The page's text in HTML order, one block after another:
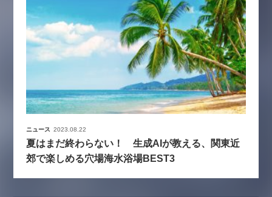
ニュース 2023.08.22
夏はまだ終わらない！ 生成AIが教える、関東近
郊で楽しめる穴場海水浴場BEST3